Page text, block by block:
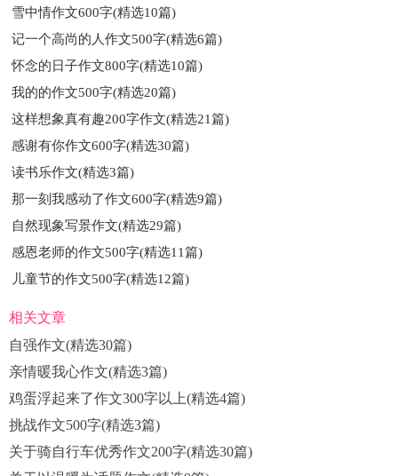
化，浓郁的咸香中蕴藏着一丝江浙菜独有的甜味。一口咬下去，
任其鲜甜的味道充盈口腔。酱排骨的骨头是可以食用的，在酱汁
的熬煮中煮得软烂，其味道散布到骨中的每一个角落。骨香甚至
渗透到了肉中，成为酱排骨的一个亮点。
可惜的是，我只回过家乡一次。在家乡的太外公家里，我又
一次尝到了酱排骨。这次的酱排骨色泽更鲜红，味道还是那么独
特。不知为什么，同样是“三凤桥”牌的酱排骨，吃时的体验比之
前更好一些。实际上，家乡的酱排骨是原汁原味的，没有了商业
的成分，所以才会更地道更好吃。我只在家乡逗留了一天，就离
开了这座美丽的城市。从此，酱排骨在我的味觉中多了一丝家乡
近些年，我几乎没再吃过家乡的酱排骨。由于疫情还尚未平
息，爷爷奶奶也没有回过无锡，如今回忆起酱排骨，也别有一番
风味，我已经分不清是对美食的怀念，还是对家乡的向往。始终
不变的是，无锡酱排骨那熟悉的味道一直保存在于我的心中。
家乡的味道600字作文 篇三：
雪中情作文600字(精选10篇)
记一个高尚的人作文500字(精选6篇)
怀念的日子作文800字(精选10篇)
我的的作文500字(精选20篇)
这样想象真有趣200字作文(精选21篇)
感谢有你作文600字(精选30篇)
读书乐作文(精选3篇)
那一刻我感动了作文600字(精选9篇)
自然现象写景作文(精选29篇)
感恩老师的作文500字(精选11篇)
儿童节的作文500字(精选12篇)
相关文章
自强作文(精选30篇)
亲情暖我心作文(精选3篇)
鸡蛋浮起来了作文300字以上(精选4篇)
挑战作文500字(精选3篇)
关于骑自行车优秀作文200字(精选30篇)